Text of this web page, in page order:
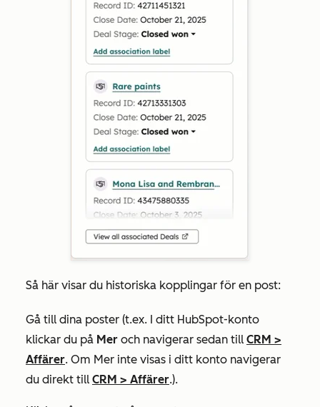
Så här visar du historiska kopplingar för en post:
Gå till dina poster (t.ex. I ditt HubSpot-konto
klickar du på Mer och navigerar sedan till CRM >
Affärer. Om Mer inte visas i ditt konto navigerar
du direkt till CRM > Affärer.).